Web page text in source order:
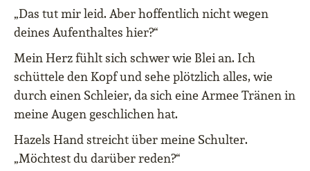
„Das tut mir leid. Aber hoffentlich nicht wegen
deines Aufenthaltes hier?“
Mein Herz fühlt sich schwer wie Blei an. Ich
schüttele den Kopf und sehe plötzlich alles, wie
durch einen Schleier, da sich eine Armee Tränen in
meine Augen geschlichen hat.
Hazels Hand streicht über meine Schulter.
„Möchtest du darüber reden?“